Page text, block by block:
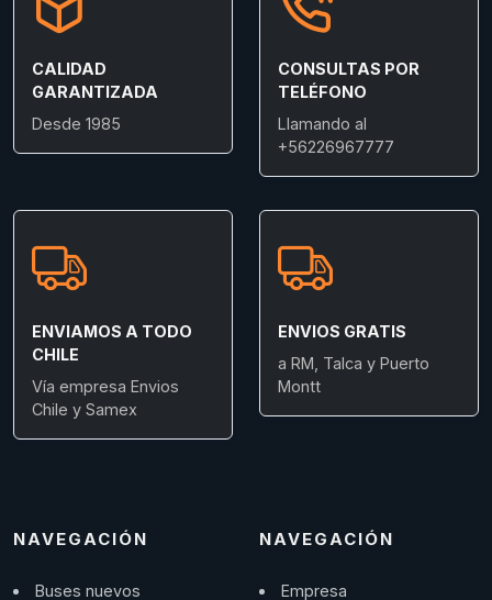
CALIDAD
GARANTIZADA
Desde 1985
CONSULTAS POR
TELÉFONO
Llamando al
+56226967777
ENVIAMOS A TODO
CHILE
Vía empresa Envios
Chile y Samex
ENVIOS GRATIS
a RM, Talca y Puerto
Montt
NAVEGACIÓN
Buses nuevos
NAVEGACIÓN
Empresa